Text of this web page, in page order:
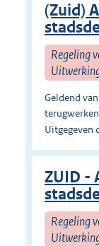
(Zuid)
Regeling
Geldend
Uitgegeven
ZUID -
Regeling